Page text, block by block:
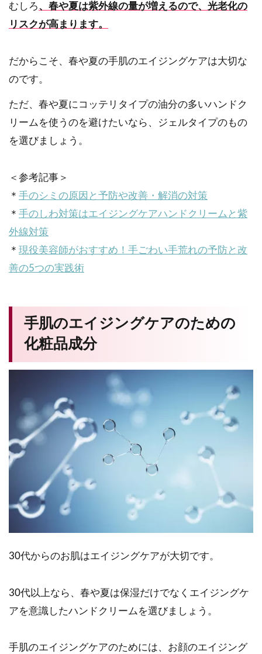
むしろ、春や夏は紫外線の量が増えるので、 光老化の
リスクが高まります。
だからこそ、春や夏の手肌のエイジングケアは大切な
のです。
ただ、春や夏にコッテリタイプの油分の多いハンドク
リームを使うのを避けたいなら、ジェルタイプのもの
を選びましょう。
＜参考記事＞
＊ 手のシミの原因と予防や改善・解消の対策
＊ 手のしわ対策はエイジングケアハンドクリームと紫
外線対策
＊ 現役美容師がおすすめ！手ごわい手荒れの予防と改
善の5つの実践術
手肌のエイジングケアのための
化粧品成分
30代からのお肌はエイジングケアが大切です。
30代以上なら、春や夏は保湿だけでなくエイジングケ
アを意識したハンドクリームを選びましょう。
手肌のエイジングケアのためには、お顔のエイジング